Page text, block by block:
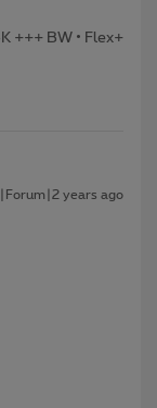
+++ BW • Flex+
years ago